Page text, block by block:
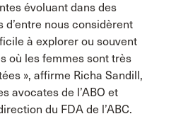
évoluant dans des
nous considèrent
à explorer ou souvent
où les femmes sont très
», affirme Richa Sandill,
avocates de l’ABO et
du FDA de l’ABC.